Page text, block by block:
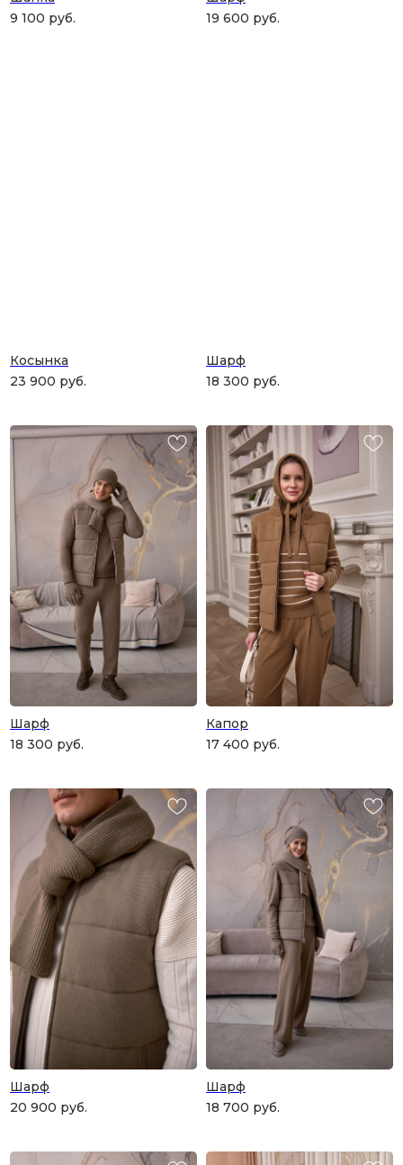
9 100 руб.
19 600 руб.
Косынка
23 900 руб.
Шарф
18 300 руб.
Шарф
18 300 руб.
Капор
17 400 руб.
Шарф
20 900 руб.
Шарф
18 700 руб.